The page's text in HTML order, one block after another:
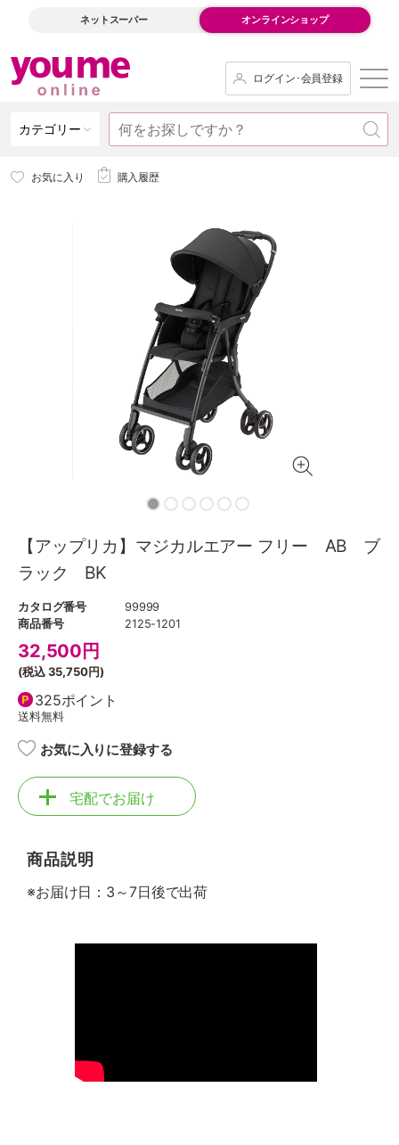
ネットスーパー オンラインショップ
ログイン･会員登録
カテゴリー
お気に入り 購入履歴
【アップリカ】マジカルエアー フリー AB ブ
ラック BK
カタログ番号
99999
商品番号
2125-1201
32,500 円
(税込35,750円)
325ポイント
送料無料
お気に入りに登録する
宅配でお届け
商品説明
※お届け日：3～7日後で出荷